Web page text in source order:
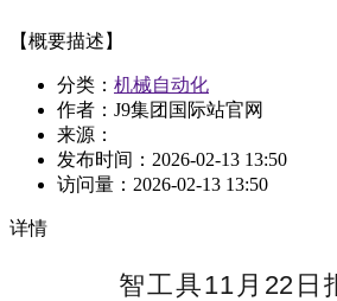
【概要描述】
分类： 机械自动化
作者：J9集团国际站官网
来源：
发布时间： 2026-02-13 13:50
访问量： 2026-02-13 13:50
详情
智工具11月22日